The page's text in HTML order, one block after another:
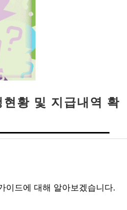
황 및 지급내역 확
이드에 대해 알아보겠습니다.